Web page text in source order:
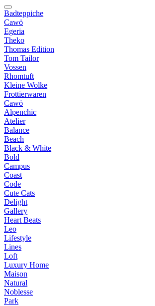
Badteppiche
Cawö
Egeria
Theko
Thomas Edition
Tom Tailor
Vossen
Rhomtuft
Kleine Wolke
Frottierwaren
Cawö
Alpenchic
Atelier
Balance
Beach
Black & White
Bold
Campus
Coast
Code
Cute Cats
Delight
Gallery
Heart Beats
Leo
Lifestyle
Lines
Loft
Luxury Home
Maison
Natural
Noblesse
Park